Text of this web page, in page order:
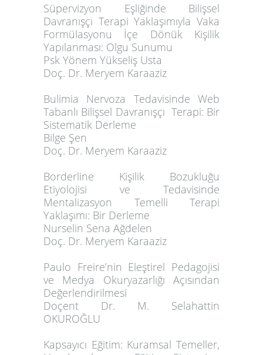
Süpervizyon Eşliğinde Bilişsel
Davranışçı Terapi Yaklaşımıyla Vaka
Formülasyonu İçe Dönük Kişilik
Yapılanması: Olgu Sunumu
Psk Yönem Yükseliş Usta
Doç. Dr. Meryem Karaaziz
Bulimia Nervoza Tedavisinde Web
Tabanlı Bilişsel Davranışçı Terapi: Bir
Sistematik Derleme
Bilge Şen
Doç. Dr. Meryem Karaaziz
Borderline Kişilik Bozukluğu
Etiyolojisi ve Tedavisinde
Mentalizasyon Temelli Terapi
Yaklaşımı: Bir Derleme
Nurselin Sena Ağdelen
Doç. Dr. Meryem Karaaziz
Paulo Freire’nin Eleştirel Pedagojisi
ve Medya Okuryazarlığı Açısından
Değerlendirilmesi
Doçent Dr. M. Selahattin
OKUROĞLU
Kapsayıcı Eğitim: Kuramsal Temeller,